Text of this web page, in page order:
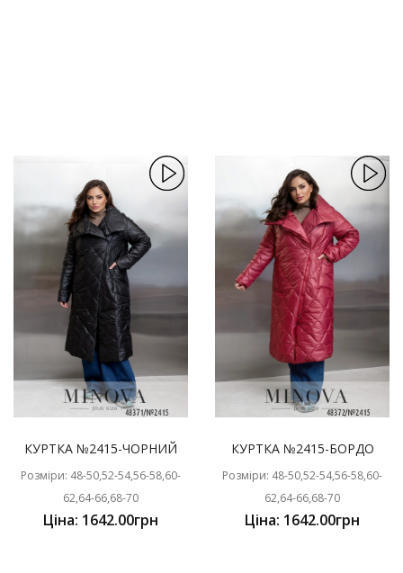
КУРТКА №2415-ЧОРНИЙ
Розміри: 48-50,52-54,56-58,60-
62,64-66,68-70
Ціна: 1642.00грн
КУРТКА №2415-БОРДО
Розміри: 48-50,52-54,56-58,60-
62,64-66,68-70
Ціна: 1642.00грн